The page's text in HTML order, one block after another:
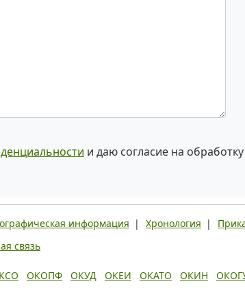
и даю согласие на
информация | Хронология |
связь
ОКОПФ ОКУД ОКЕИ ОКАТО ОКИН